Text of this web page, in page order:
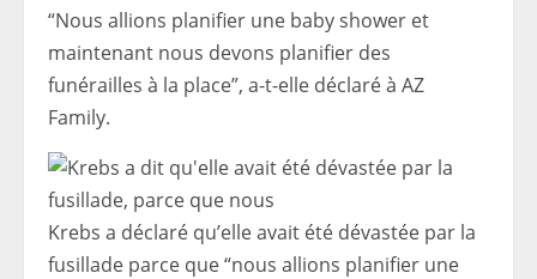
“Nous allions planifier une baby shower et
maintenant nous devons planifier des
funérailles à la place”, a-t-elle déclaré à AZ
Family.
Krebs a déclaré qu’elle avait été dévastée par la
fusillade parce que “nous allions planifier une